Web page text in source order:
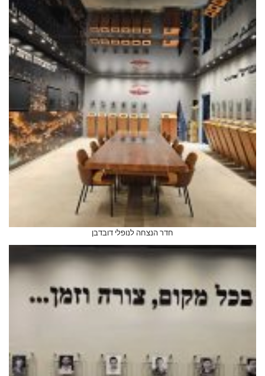
חדר הנצחה לנופלי דובדבן